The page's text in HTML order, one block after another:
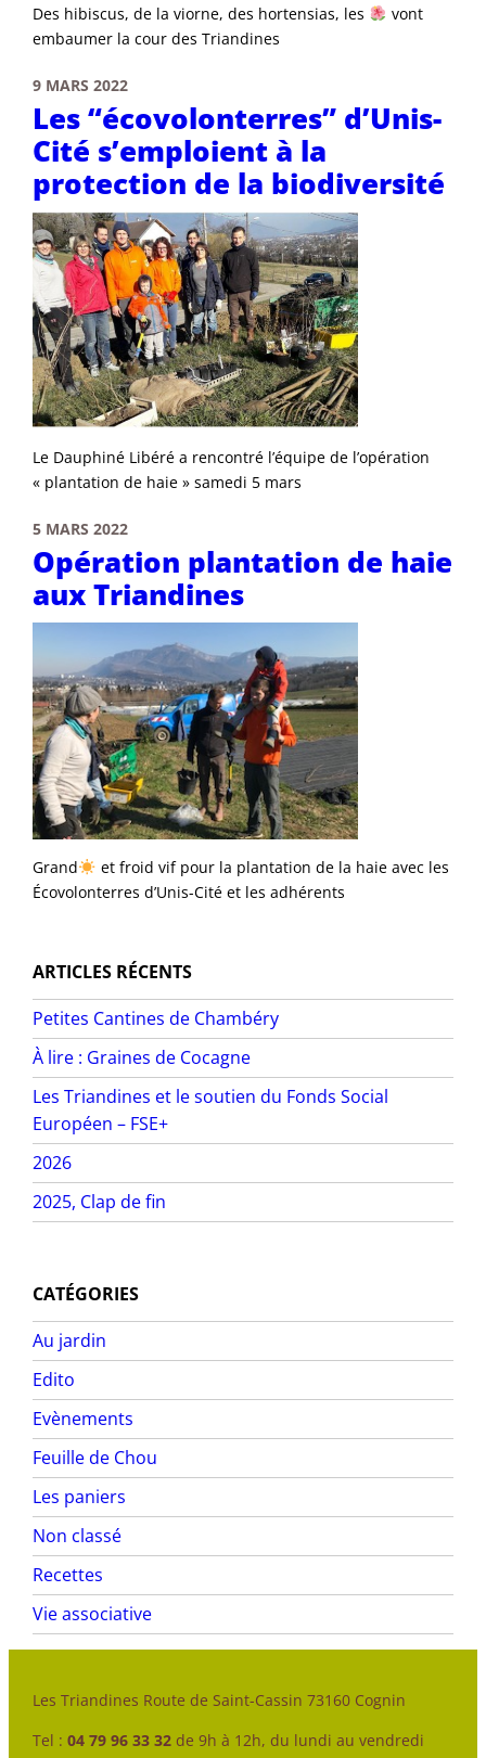
Des hibiscus, de la viorne, des hortensias, les
vont
embaumer la cour des Triandines
9 MARS 2022
Les “écovolonterres” d’Unis-
Cité s’emploient à la
protection de la biodiversité
Le Dauphiné Libéré a rencontré l’équipe de l’opération
« plantation de haie » samedi 5 mars
5 MARS 2022
Opération plantation de haie
aux Triandines
Grand
et froid vif pour la plantation de la haie avec les
Écovolonterres d’Unis-Cité et les adhérents
ARTICLES RÉCENTS
Petites Cantines de Chambéry
À lire : Graines de Cocagne
Les Triandines et le soutien du Fonds Social
Européen – FSE+
2026
2025, Clap de fin
CATÉGORIES
Au jardin
Edito
Evènements
Feuille de Chou
Les paniers
Non classé
Recettes
Vie associative
Les Triandines Route de Saint-Cassin 73160 Cognin
Tel :04 79 96 33 32 de 9h à 12h, du lundi au vendredi